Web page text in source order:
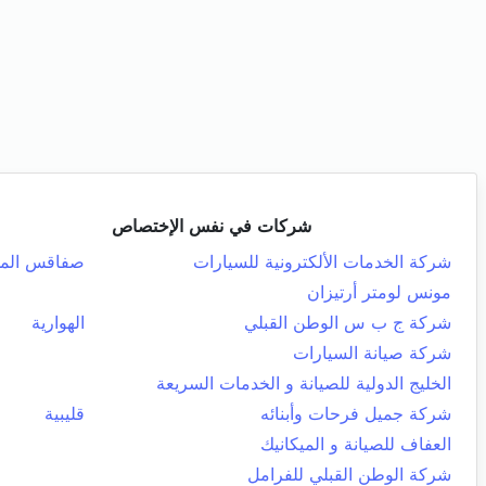
شركات في نفس الإختصاص
شركة الخدمات الألكترونية للسيارات
صفاقس
مونس لومتر أرتيزان
شركة ج ب س الوطن القبلي
الهوارية
شركة صيانة السيارات
الخليج الدولية للصيانة و الخدمات السريعة
شركة جميل فرحات وأبنائه
قليبية
العفاف للصيانة و الميكانيك
شركة الوطن القبلي للفرامل